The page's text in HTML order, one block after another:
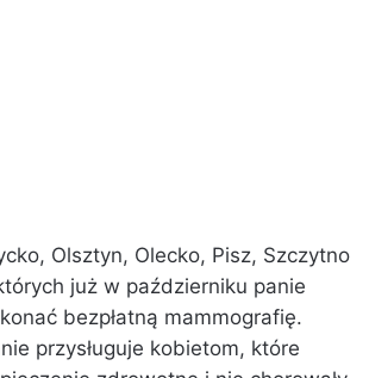
Olsztyn, Olecko, Pisz, Szczytno
już w październiku panie
bezpłatną mammografię.
przysługuje kobietom, które